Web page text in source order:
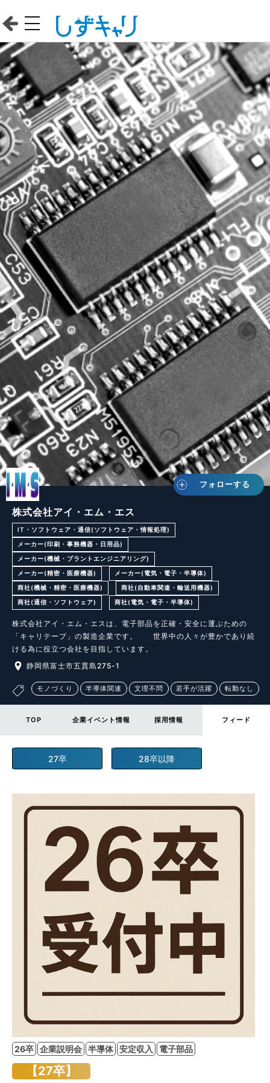
フォローする
株式会社アイ・エム・エス
IT・ソフトウェア・通信(ソフトウェア・情報処理)
メーカー(印刷・事務機器・日用品)
メーカー(機械・プラントエンジニアリング)
メーカー(精密・医療機器)
メーカー(電気・電子・半導体)
商社(機械・精密・医療機器)
商社(自動車関連・輸送用機器)
商社(通信・ソフトウェア)
商社(電気・電子・半導体)
株式会社アイ・エム・エスは、電子部品を正確・安全に運ぶための
「キャリテープ」の製造企業です。　　世界中の人々が豊かであり続
ける為に役立つ会社を目指しています。
静岡県富士市五貫島275-1
モノづくり 半導体関連 文理不問 若手が活躍 転勤なし
TOP 企業イベント情報 採用情報 フィード
27卒 28卒以降
26卒 企業説明会 半導体 安定収入 電子部品
【27卒】